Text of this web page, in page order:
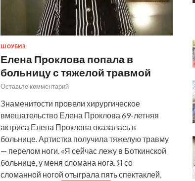
ШОУБИЗ
Елена Проклова попала в
больницу с тяжелой травмой
Оставьте комментарий
Знаменитости провели хирургическое
вмешательство Елена Проклова 69-летняя
актриса Елена Проклова оказалась в
больнице. Артистка получила тяжелую травму
— перелом ноги. «Я сейчас лежу в Боткинской
больнице, у меня сломана нога. Я со
сломанной ногой отыграла пять спектаклей,